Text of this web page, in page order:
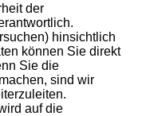
der
hinsichtlich
können Sie direkt
Sie die
sind wir
auf die